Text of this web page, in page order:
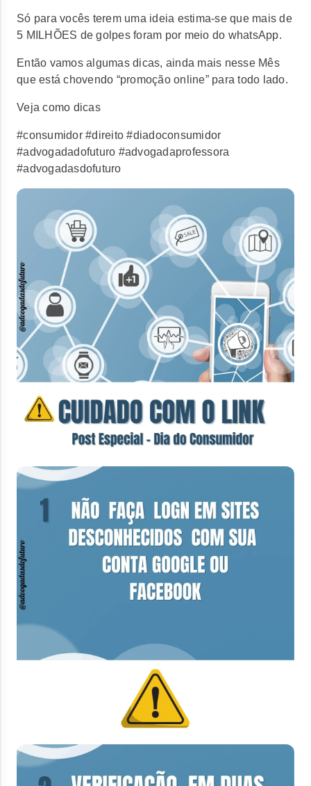
Só para vocês terem uma ideia estima-se que mais de
5 MILHÕES de golpes foram por meio do whatsApp.
Então vamos algumas dicas, ainda mais nesse Mês
que está chovendo “promoção online” para todo lado.
Veja como dicas
#consumidor #direito #diadoconsumidor
#advogadadofuturo #advogadaprofessora
#advogadasdofuturo